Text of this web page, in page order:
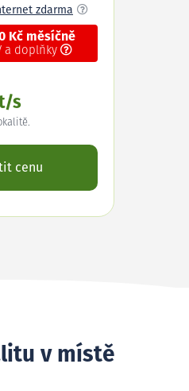
zdarma
Kč měsíčně
a doplňky
s
cenu
v místě